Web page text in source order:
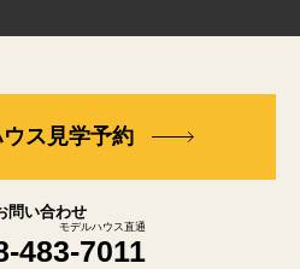
ス見学予約
問い合わせ
483-7011
モデルハウス直通